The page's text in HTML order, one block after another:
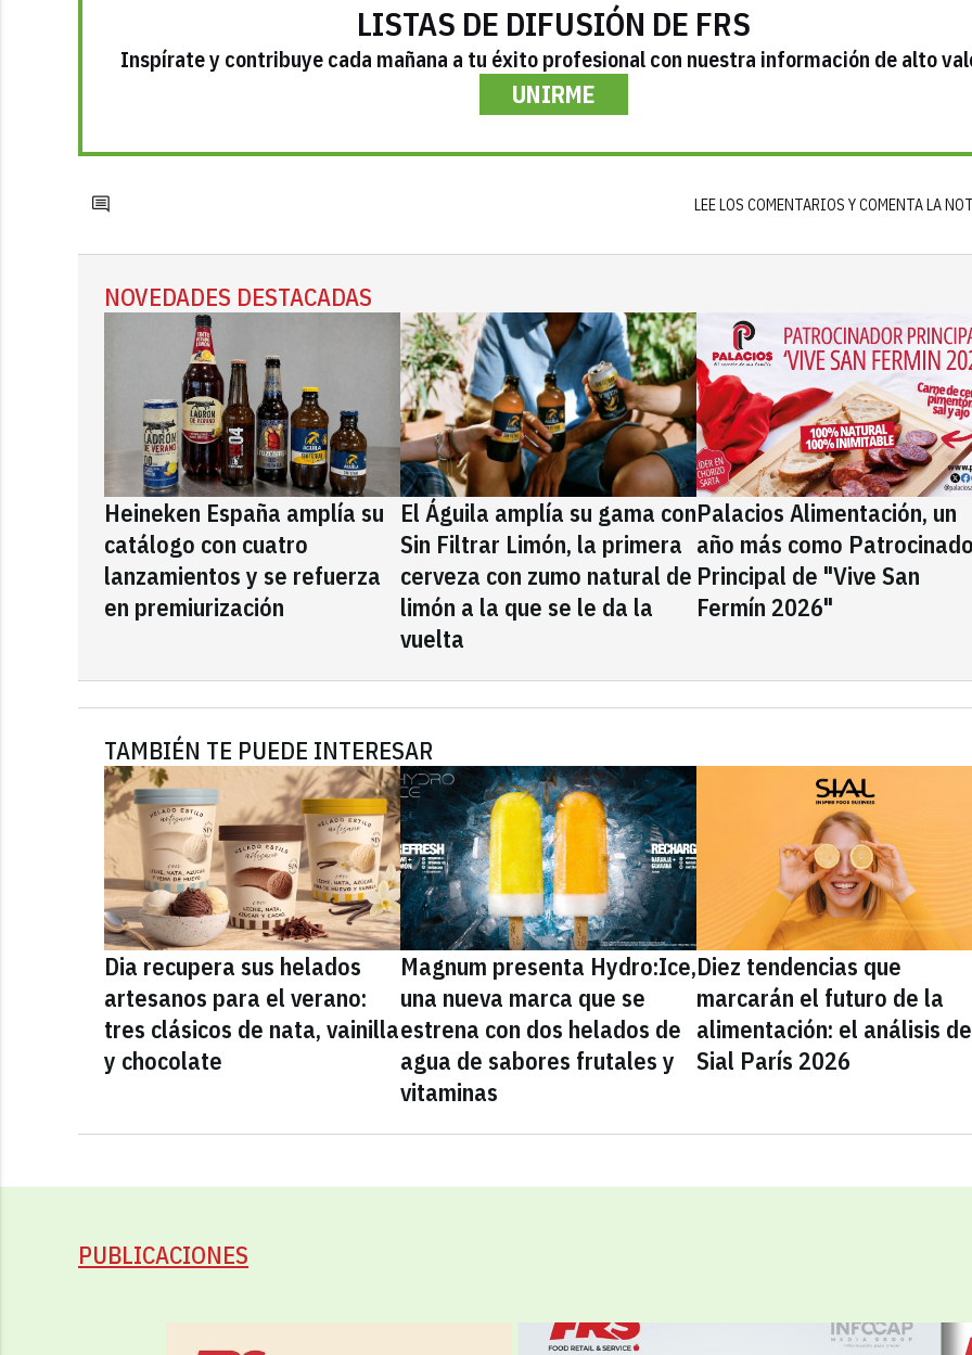
LISTAS DE DIFUSIÓN DE FRS
Inspírate y contribuye cada mañana a tu éxito profesional con nuestra información de alto
UNIRME
LEE LOS COMENTARIOS Y COMENTA LA
NOVEDADES DESTACADAS
Heineken España amplía su
catálogo con cuatro
lanzamientos y se refuerza
en premiurización
El Águila amplía su gama con
Sin Filtrar Limón, la primera
cerveza con zumo natural de
limón a la que se le da la
vuelta
Palacios Alimentación, un
año más como
Principal de "Vive San
Fermín 2026"
TAMBIÉN TE PUEDE INTERESAR
Dia recupera sus helados
artesanos para el verano:
tres clásicos de nata, vainilla
y chocolate
Magnum presenta Hydro:Ice,
una nueva marca que se
estrena con dos helados de
agua de sabores frutales y
vitaminas
Diez tendencias que
marcarán el futuro de la
alimentación: el análisis de
Sial París 2026
PUBLICACIONES